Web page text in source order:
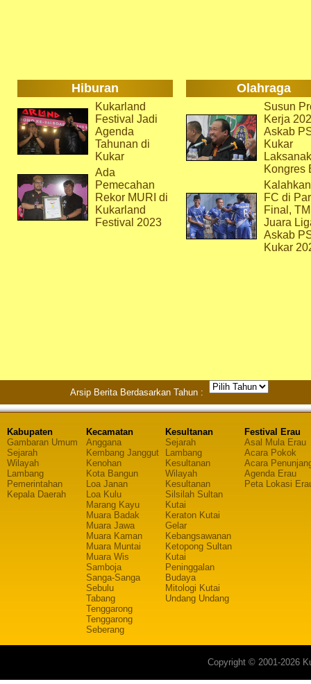
Hiburan Olahraga
Kukarland
Festival Jadi
Agenda
Tahunan di
Kukar
Ada
Pemecahan
Rekor MURI di
Kukarland
Festival 2023
Susun
Kerja
Askab
Kukar
Kongres
FC di
Final,
Juara
Askab
Kukar
Arsip Berita Berdasarkan Tahun :
Kabupaten
Gambaran Umum
Sejarah
Wilayah
Lambang
Pemerintahan
Kepala Daerah
Kecamatan
Anggana
Kembang Janggut
Kenohan
Kota Bangun
Loa Janan
Loa Kulu
Marang Kayu
Muara Badak
Muara Jawa
Muara Kaman
Muara Muntai
Muara Wis
Samboja
Sanga-Sanga
Sebulu
Tabang
Tenggarong
Tenggarong
Seberang
Kesultanan
Sejarah
Lambang
Kesultanan
Wilayah
Kesultanan
Silsilah Sultan
Kutai
Keraton Kutai
Gelar
Kebangsawanan
Ketopong Sultan
Kutai
Peninggalan
Budaya
Mitologi Kutai
Undang Undang
Festival Erau
Asal Mula Erau
Acara Pokok
Acara
Agenda Erau
Peta Lokasi
Copyright © 2001-2026